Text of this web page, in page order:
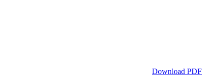
Download PDF